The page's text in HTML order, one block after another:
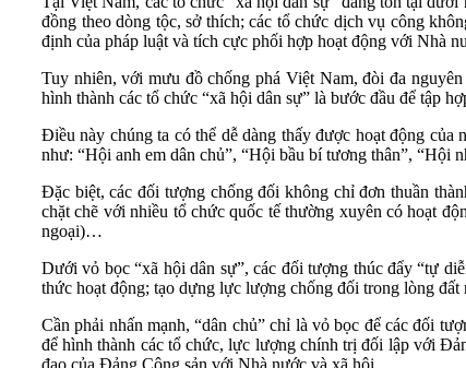
đồng theo dòng tộc, sở thích; các tổ chức dịch vụ công
định của pháp luật và tích cực phối hợp hoạt động với Nhà
Tuy nhiên, với mưu đồ chống phá Việt Nam, đòi đa
hình thành các tổ chức “xã hội dân sự” là bước đầu để tập
Điều này chúng ta có thể dễ dàng thấy được hoạt động
như: “Hội anh em dân chủ”, “Hội bầu bí tương thân”,
Đặc biệt, các đối tượng chống đối không chỉ đơn thuần
chặt chẽ với nhiều tổ chức quốc tế thường xuyên có hoạt
ngoại)…
Dưới vỏ bọc “xã hội dân sự”, các đối tượng thúc đẩy “tự
thức hoạt động; tạo dựng lực lượng chống đối trong lòng đất
Cần phải nhấn mạnh, “dân chủ” chỉ là vỏ bọc để các đối
để hình thành các tổ chức, lực lượng chính trị đối lập với